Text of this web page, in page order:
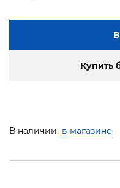
Купить
В наличии: в магазине